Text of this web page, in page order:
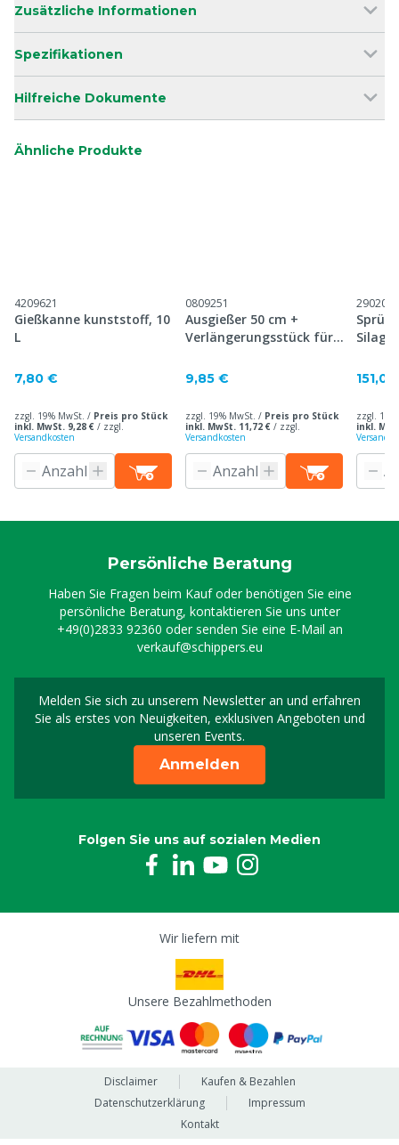
Zusätzliche Informationen
Spezifikationen
Hilfreiche Dokumente
Ähnliche Produkte
4209621
Gießkanne kunststoff, 10
L
7,80 €
zzgl. 19% MwSt. / Preis pro Stück
inkl. MwSt. 9,28 € / zzgl.
Versandkosten
0809251
Ausgießer 50 cm +
Verlängerungsstück für
9,85 €
zzgl. 19% MwSt. / Preis pro Stück
inkl. MwSt. 11,72 € / zzgl.
Versandkosten
zzgl.
inkl.
Persönliche Beratung
Haben Sie Fragen beim Kauf oder benötigen Sie eine
persönliche Beratung, kontaktieren Sie uns unter
+49(0)2833 92360 oder senden Sie eine E-Mail an
verkauf@schippers.eu
Melden Sie sich zu unserem Newsletter an und erfahren
Sie als erstes von Neuigkeiten, exklusiven Angeboten und
unseren Events.
Melden Sie sich für
Anmelden
Folgen Sie uns auf sozialen Medien
Wir liefern mit
Unsere Bezahlmethoden
Disclaimer
Kaufen & Bezahlen
Datenschutzerklärung
Impressum
Kontakt